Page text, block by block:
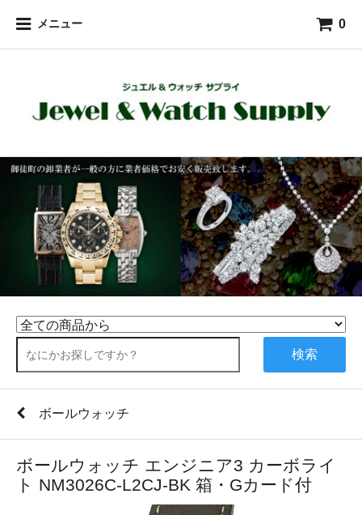
メニュー 0
検索
ボールウォッチ
ボールウォッチ エンジニア3 カーボライ
ト NM3026C-L2CJ-BK 箱・Gカード付